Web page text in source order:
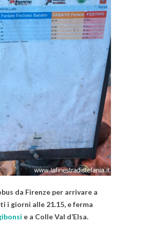
da Firenze per arrivare a
i giorni alle 21.15, e ferma
e a Colle Val d’Elsa.